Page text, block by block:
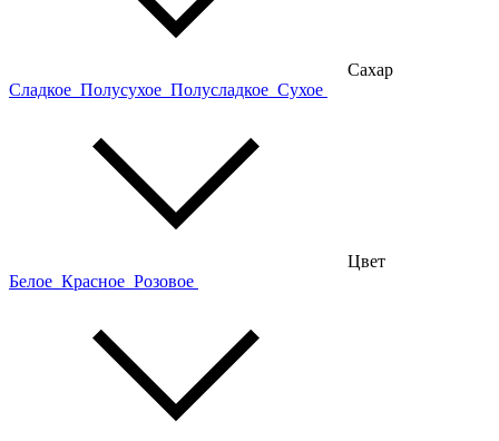
Сахар
Сладкое Полусухое Полусладкое Сухое
Цвет
Белое Красное Розовое